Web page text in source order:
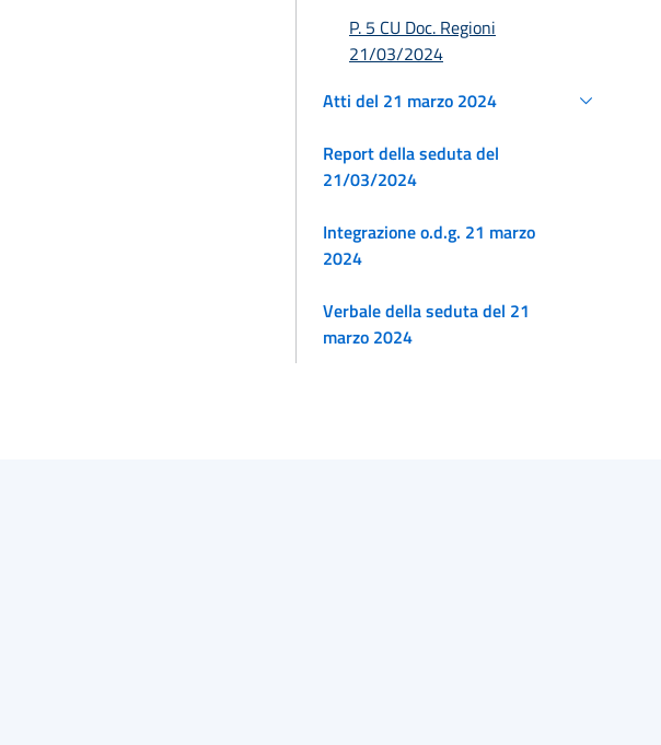
P. 5 CU Doc. Regioni
21/03/2024
Atti del 21 marzo 2024
Report della seduta del
21/03/2024
Integrazione o.d.g. 21 marzo
2024
Verbale della seduta del 21
marzo 2024